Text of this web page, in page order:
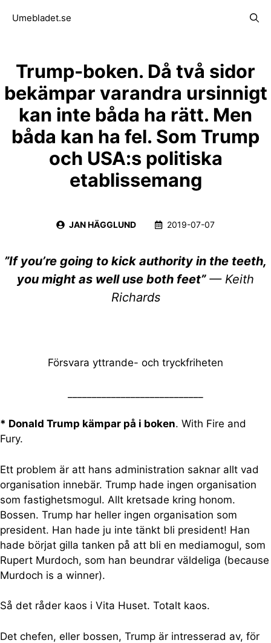
Umebladet.se
Trump-boken. Då två sidor
bekämpar varandra ursinnigt
kan inte båda ha rätt. Men
båda kan ha fel. Som Trump
och USA:s politiska
etablissemang
JAN HÄGGLUND 2019-07-07
”If you’re going to kick authority in the teeth,
you might as well use both feet”— Keith
Richards
Försvara yttrande- och tryckfriheten
* Donald Trump kämpar på i boken. With Fire and
Fury.
Ett problem är att hans administration saknar allt vad
organisation innebär. Trump hade ingen organisation
som fastighetsmogul. Allt kretsade kring honom.
Bossen. Trump har heller ingen organisation som
president. Han hade ju inte tänkt bli president! Han
hade börjat gilla tanken på att bli en mediamogul, som
Rupert Murdoch, som han beundrar väldeliga (because
Murdoch is a winner).
Så det råder kaos i Vita Huset. Totalt kaos.
Det chefen, eller bossen, Trump är intresserad av, för